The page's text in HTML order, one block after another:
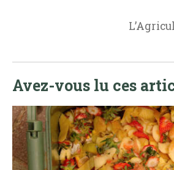
Avez-vous lu ces